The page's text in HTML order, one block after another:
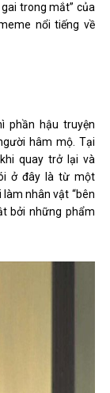
trong mắt” của
nổi tiếng về
phần hậu truyện
hâm mộ. Tại
quay trở lại và
ở đây là từ một
nhân vật “bên
bởi những phẩm